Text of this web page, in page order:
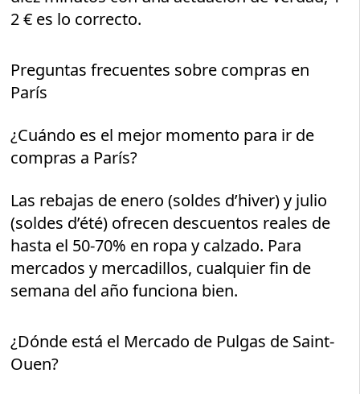
2 € es lo correcto.
Preguntas frecuentes sobre compras en
París
¿Cuándo es el mejor momento para ir de
compras a París?
Las rebajas de enero (soldes d’hiver) y julio
(soldes d’été) ofrecen descuentos reales de
hasta el 50-70% en ropa y calzado. Para
mercados y mercadillos, cualquier fin de
semana del año funciona bien.
¿Dónde está el Mercado de Pulgas de Saint-
Ouen?